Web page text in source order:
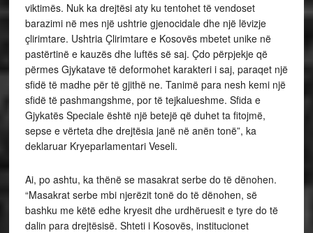
viktimës. Nuk ka drejtësi aty ku tentohet të vendoset
barazimi në mes një ushtrie gjenocidale dhe një lëvizje
çlirimtare. Ushtria Çlirimtare e Kosovës mbetet unike në
pastërtinë e kauzës dhe luftës së saj. Çdo përpjekje që
përmes Gjykatave të deformohet karakteri i saj, paraqet një
sfidë të madhe për të gjithë ne. Tanimë para nesh kemi një
sfidë të pashmangshme, por të tejkalueshme. Sfida e
Gjykatës Speciale është një betejë që duhet ta fitojmë,
sepse e vërteta dhe drejtësia janë në anën tonë”, ka
deklaruar Kryeparlamentari Veseli.
Ai, po ashtu, ka thënë se masakrat serbe do të dënohen.
“Masakrat serbe mbi njerëzit tonë do të dënohen, së
bashku me këtë edhe kryesit dhe urdhëruesit e tyre do të
dalin para drejtësisë. Shteti i Kosovës, institucionet